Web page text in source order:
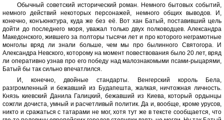
Обычный советский исторический роман. Немного бытовых событий,
немного действий некоторых персонажей, немного общих выводов. И,
конечно, конъюнктура, куда же без её. Вот хан Батый, поставивший цель
дойти до последнего моря, уважал только двух полководцев. Александра
Македонского, жившего за полторы тысячи лет и про которого неграмотные
монголы вряд ли знали больше, чем мы про былинного Святогора. И
Александра Невского, которому на момент повествования было 20 лет, вряд
ли оперативно узнав про его победу над малознакомыми псами-рыцарями,
Батый бы так сильно впечатлился.
И, конечно, двойные стандарты. Венгерский король Бела,
разгромленный и бежавший из Будапешта, жалкая, ничтожная личность.
Князь киевский Данила Галицкий, бежавший из Киева, который ордынцы
сожгли дочиста, умный и расчетливый политик. Да и, вообще, кроме урусов,
никто и сражаться с татарами не мог, хотя тут же в тексте сообщается, что